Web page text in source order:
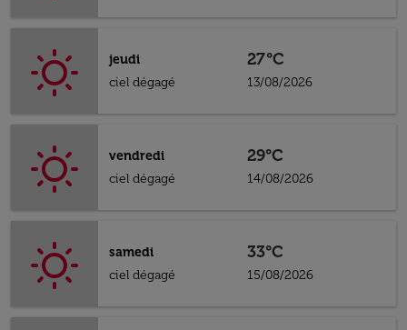
jeudi
ciel dégagé
27°C
13/08/2026
vendredi
ciel dégagé
29°C
14/08/2026
samedi
ciel dégagé
33°C
15/08/2026